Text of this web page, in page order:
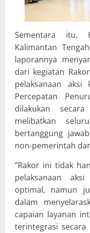
Sementara itu,
Kalimantan
laporannya
dari kegiatan
pelaksanaan aksi
Percepatan
dilakukan
melibatkan
bertanggung
non-pemerintah
“Rakor ini tidak
pelaksanaan
optimal, namun
dalam
capaian layanan
terintegrasi